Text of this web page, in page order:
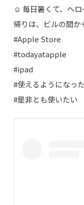
☺️ 毎日暑くて、ヘ
帰りは、ビルの間か
#Apple Store
#todayatapple
#ipad
#使えるようになっ
#是非とも使いたい